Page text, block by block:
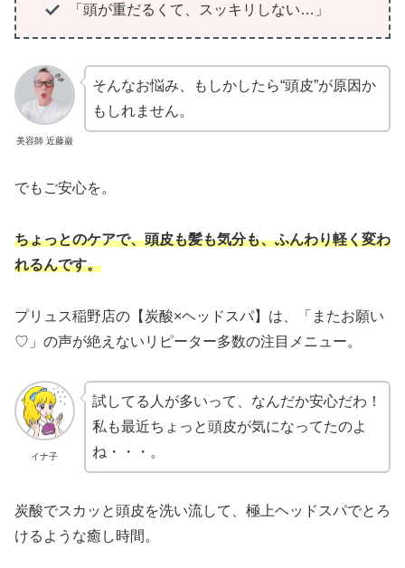
「頭が重だるくて、スッキリしない…」
美容師 近藤巌
そんなお悩み、もしかしたら“頭皮”が原因か
もしれません。
でもご安心を。
ちょっとのケアで、頭皮も髪も気分も、ふんわり軽く変わ
れるんです。
プリュス稲野店の【炭酸×ヘッドスパ】は、「またお願い
♡」の声が絶えないリピーター多数の注目メニュー。
イナ子
試してる人が多いって、なんだか安心だわ！
私も最近ちょっと頭皮が気になってたのよ
ね・・・。
炭酸でスカッと頭皮を洗い流して、極上ヘッドスパでとろ
けるような癒し時間。